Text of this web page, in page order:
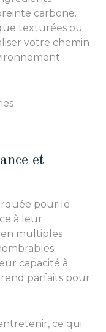
carbone.
texturées ou
votre chemin
et
pour le
à leur
multiples
capacité à
parfaits pour
ce qui